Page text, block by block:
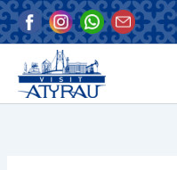
Skip
to